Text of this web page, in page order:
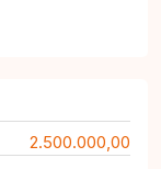
2.500.000,00